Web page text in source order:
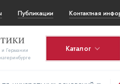
Публикации Контактная
и Германии
Каталог